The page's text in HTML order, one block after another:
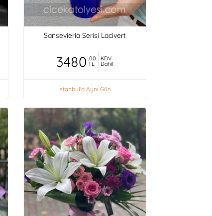
Sansevieria Serisi Lacivert
3480 ,00
TL
KDV
Dahil
İstanbul'a Aynı Gün